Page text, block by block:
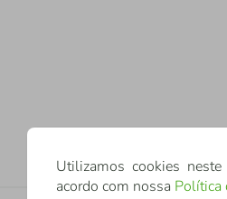
Utilizamos cookies
acordo com nossa Política